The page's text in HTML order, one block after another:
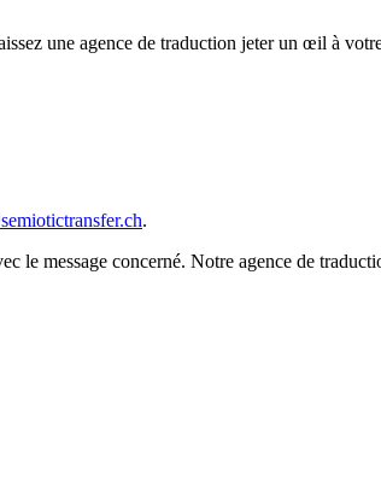
une agence de traduction jeter un œil à
.
le message concerné. Notre agence de